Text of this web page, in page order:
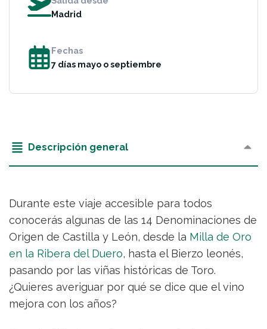
Madrid
Fechas
7 días mayo o septiembre
Descripción general
Durante este viaje accesible para todos
conocerás algunas de las 14 Denominaciones de
Origen de Castilla y León, desde la Milla de Oro
en la Ribera del Duero, hasta el Bierzo leonés,
pasando por las viñas históricas de Toro.
¿Quieres averiguar por qué se dice que el vino
mejora con los años?